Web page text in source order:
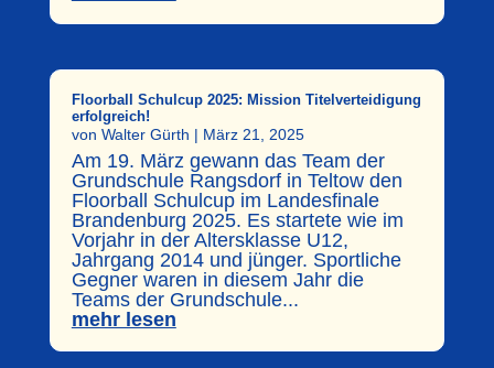
Floorball Schulcup 2025: Mission Titelverteidigung
erfolgreich!
von Walter Gürth | März 21, 2025
Am 19. März gewann das Team der
Grundschule Rangsdorf in Teltow den
Floorball Schulcup im Landesfinale
Brandenburg 2025. Es startete wie im
Vorjahr in der Altersklasse U12,
Jahrgang 2014 und jünger. Sportliche
Gegner waren in diesem Jahr die
Teams der Grundschule...
mehr lesen